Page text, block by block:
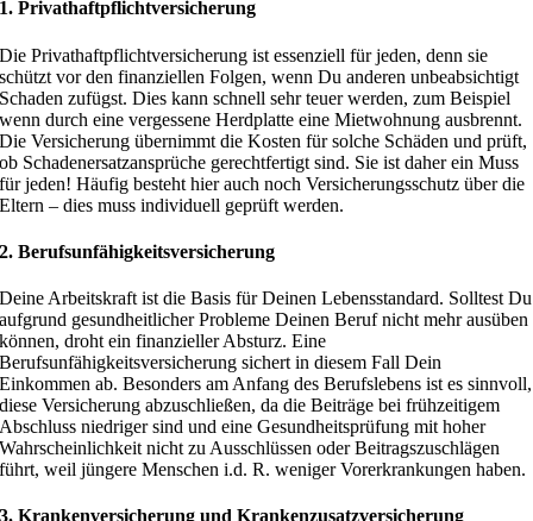
1. Privathaftpflichtversicherung
Die Privathaftpflichtversicherung ist essenziell für jeden, denn sie
schützt vor den finanziellen Folgen, wenn Du anderen unbeabsichtigt
Schaden zufügst. Dies kann schnell sehr teuer werden, zum Beispiel
wenn durch eine vergessene Herdplatte eine Mietwohnung ausbrennt.
Die Versicherung übernimmt die Kosten für solche Schäden und prüft,
ob Schadenersatzansprüche gerechtfertigt sind. Sie ist daher ein Muss
für jeden! Häufig besteht hier auch noch Versicherungsschutz über die
Eltern – dies muss individuell geprüft werden.
2. Berufsunfähigkeitsversicherung
Deine Arbeitskraft ist die Basis für Deinen Lebensstandard. Solltest Du
aufgrund gesundheitlicher Probleme Deinen Beruf nicht mehr ausüben
können, droht ein finanzieller Absturz. Eine
Berufsunfähigkeitsversicherung sichert in diesem Fall Dein
Einkommen ab. Besonders am Anfang des Berufslebens ist es sinnvoll,
diese Versicherung abzuschließen, da die Beiträge bei frühzeitigem
Abschluss niedriger sind und eine Gesundheitsprüfung mit hoher
Wahrscheinlichkeit nicht zu Ausschlüssen oder Beitragszuschlägen
führt, weil jüngere Menschen i.d. R. weniger Vorerkrankungen haben.
3. Krankenversicherung und Krankenzusatzversicherung